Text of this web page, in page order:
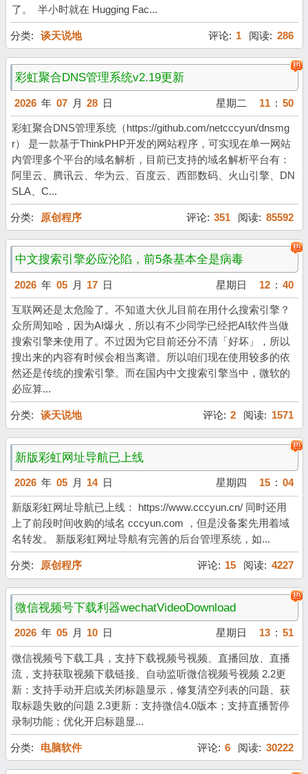
了。 半小时就在 Hugging Fac...
分类: 谈天说地 评论: 1 阅读: 286
彩虹聚合DNS管理系统v2.19更新
2026 年 07 月 28 日 星期二 11 : 50
彩虹聚合DNS管理系统（https://github.com/netcccyun/dnsmg
r） 是一款基于ThinkPHP开发的网站程序，可实现在单一网站
内管理多个平台的域名解析，目前已支持的域名解析平台有：
阿里云、腾讯云、华为云、百度云、西部数码、火山引擎、DN
SLA、C...
分类: 原创程序 评论: 351 阅读: 85592
中文搜索引擎必应沦陷，前5条基本全是病毒
2026 年 05 月 17 日 星期日 12 : 40
互联网还是太危险了。不知道大伙儿目前在用什么搜索引擎？
众所周知哈，因为AI爆火，所以有不少同学已经把AI软件当做
搜索引擎来使用了。不过因为它目前还分不清「好坏」，所以
搜出来的内容有时候会相当离谱。所以咱们现在使用较多的依
然还是传统的搜索引擎。而在国内中文搜索引擎当中，微软的
必应算...
分类: 谈天说地 评论: 2 阅读: 1571
新版彩虹网址导航已上线
2026 年 05 月 14 日 星期四 15 : 04
新版彩虹网址导航已上线： https://www.cccyun.cn/ 同时还用
上了前段时间收购的域名 cccyun.com ，但是没备案先用着域
名转发。 新版彩虹网址导航有完善的后台管理系统，如...
分类: 原创程序 评论: 15 阅读: 4227
微信视频号下载利器wechatVideoDownload
2026 年 05 月 10 日 星期日 13 : 51
微信视频号下载工具，支持下载视频号视频、直播回放、直播
流，支持获取视频下载链接、自动监听微信视频号视频 2.2更
新：支持手动开启或关闭标题显示，修复清空列表的问题、获
取标题失败的问题 2.3更新：支持微信4.0版本；支持直播暂停
录制功能；优化开启标题显...
分类: 电脑软件 评论: 6 阅读: 30222